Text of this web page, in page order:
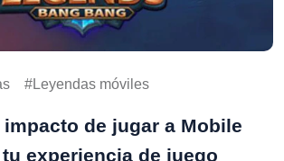
Leyendas móviles
de jugar a Mobile
experiencia de juego